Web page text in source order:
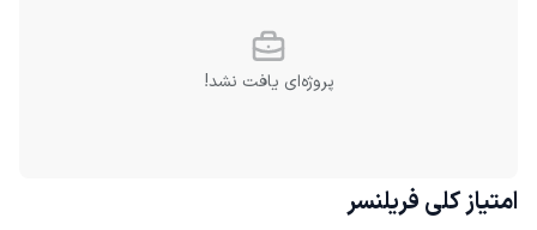
پروژه‌ای یافت نشد!
امتیاز کلی فریلنسر